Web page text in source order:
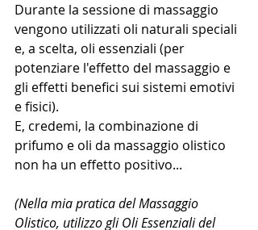
Durante la sessione di massaggio
vengono utilizzati oli naturali speciali
e, a scelta, oli essenziali (per
potenziare l'effetto del massaggio e
gli effetti benefici sui sistemi emotivi
e fisici).
E, credemi, la combinazione di
prifumo e oli da massaggio olistico
non ha un effetto positivo...
(Nella mia pratica del Massaggio
Olistico, utilizzo gli Oli Essenziali del